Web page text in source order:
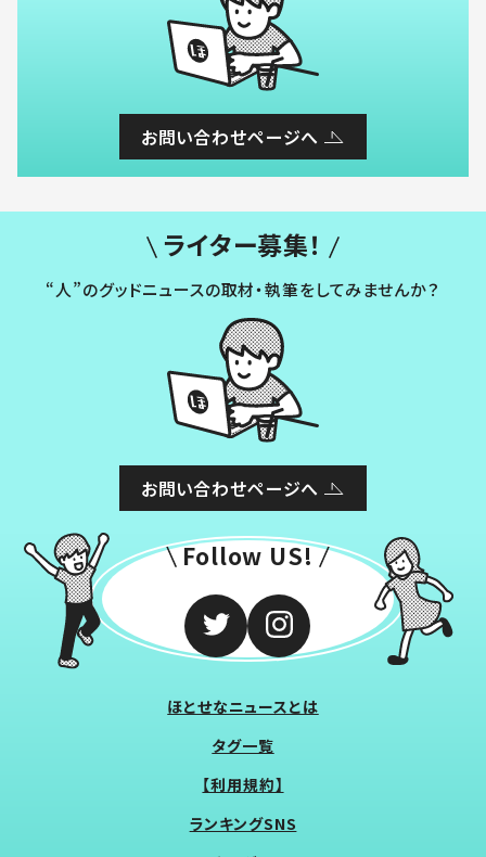
お問い合わせページへ
ライター募集！
“人”のグッドニュースの取材・執筆をしてみませんか？
お問い合わせページへ
Follow US!
ほとせなニュースとは
タグ一覧
【利用規約】
ランキングSNS